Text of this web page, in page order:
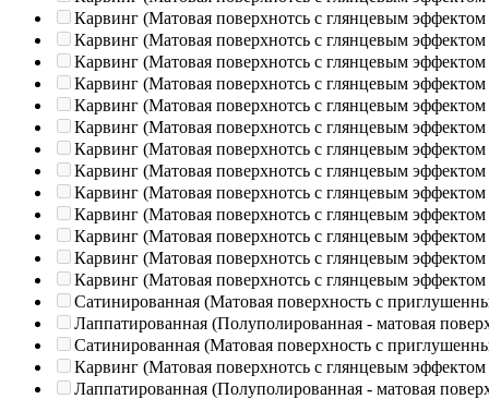
Карвинг (Матовая поверхнотсь с глянцевым эффектом
Карвинг (Матовая поверхнотсь с глянцевым эффектом
Карвинг (Матовая поверхнотсь с глянцевым эффектом
Карвинг (Матовая поверхнотсь с глянцевым эффектом
Карвинг (Матовая поверхнотсь с глянцевым эффектом
Карвинг (Матовая поверхнотсь с глянцевым эффектом
Карвинг (Матовая поверхнотсь с глянцевым эффектом
Карвинг (Матовая поверхнотсь с глянцевым эффектом
Карвинг (Матовая поверхнотсь с глянцевым эффектом
Карвинг (Матовая поверхнотсь с глянцевым эффектом
Карвинг (Матовая поверхнотсь с глянцевым эффектом
Карвинг (Матовая поверхнотсь с глянцевым эффектом
Карвинг (Матовая поверхнотсь с глянцевым эффектом
Сатинированная (Матовая поверхность с
Лаппатированная (Полуполированная - матовая
Сатинированная (Матовая поверхность с
Карвинг (Матовая поверхнотсь с глянцевым эффектом
Лаппатированная (Полуполированная - матовая